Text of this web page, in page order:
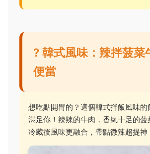
? 韓式風味：辣拌菠菜
便當
想吃點開胃的？這個韓式拌飯風味的
滿足你！辣辣的牛肉，香氣十足的菠
冷藏後風味更融合，帶點微辣超提神